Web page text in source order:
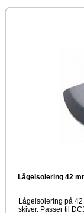
Lågeisolering 42
Lågeisolering på
skiver. Passer til